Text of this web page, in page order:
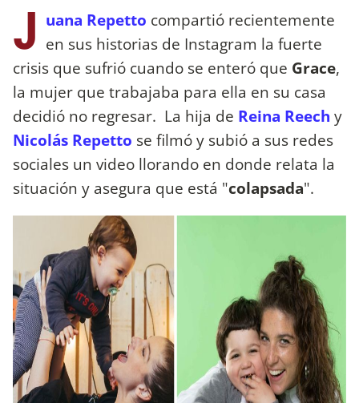
J uana Repetto compartió recientemente
en sus historias de Instagram la fuerte
crisis que sufrió cuando se enteró que Grace,
la mujer que trabajaba para ella en su casa
decidió no regresar. La hija de Reina Reech y
Nicolás Repetto se filmó y subió a sus redes
sociales un video llorando en donde relata la
situación y asegura que está "colapsada".